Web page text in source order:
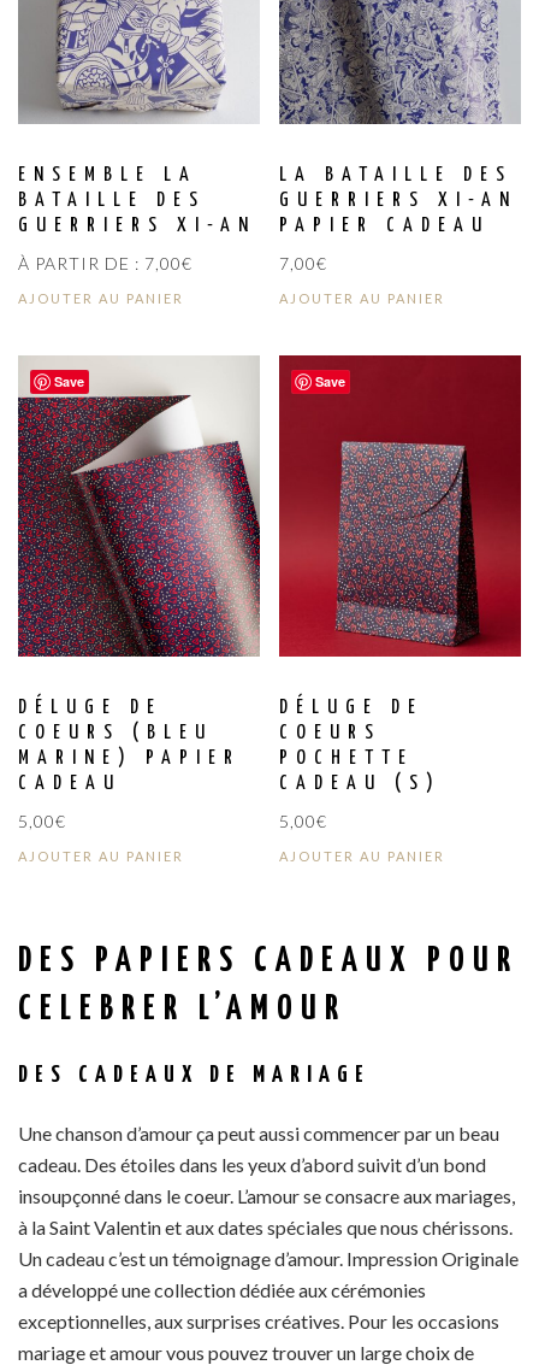
ENSEMBLE LA
BATAILLE DES
GUERRIERS XI-AN
À PARTIR DE : 7,00€
AJOUTER AU PANIER
LA BATAILLE DES
GUERRIERS XI-AN
PAPIER CADEAU
7,00€
AJOUTER AU PANIER
Save
DÉLUGE DE
COEURS (BLEU
MARINE) PAPIER
CADEAU
5,00€
AJOUTER AU PANIER
Save
DÉLUGE DE
COEURS
POCHETTE
CADEAU (S)
5,00€
AJOUTER AU PANIER
DES PAPIERS CADEAUX POUR
CELEBRER L’AMOUR
DES CADEAUX DE MARIAGE
Une chanson d’amour ça peut aussi commencer par un beau
cadeau. Des étoiles dans les yeux d’abord suivit d’un bond
insoupçonné dans le coeur. L’amour se consacre aux mariages,
à la Saint Valentin et aux dates spéciales que nous chérissons.
Un cadeau c’est un témoignage d’amour. Impression Originale
a développé une collection dédiée aux cérémonies
exceptionnelles, aux surprises créatives. Pour les occasions
mariage et amour vous pouvez trouver un large choix de